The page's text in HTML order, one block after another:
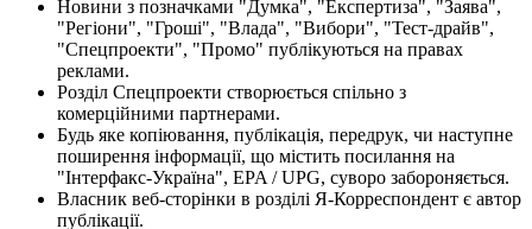
Новини з позначками "Думка", "Експертиза", "Заява",
"Регіони", "Гроші", "Влада", "Вибори", "Тест-драйв",
"Спецпроекти", "Промо" публікуються на правах
реклами.
Розділ Спецпроекти створюється спільно з
комерційними партнерами.
Будь яке копіювання, публікація, передрук, чи наступне
поширення інформації, що містить посилання на
"Інтерфакс-Україна", EPA / UPG, суворо забороняється.
Власник веб-сторінки в розділі Я-Корреспондент є автор
публікації.